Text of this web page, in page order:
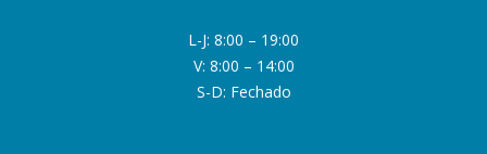
L-J: 8:00 – 19:00
V: 8:00 – 14:00
S-D: Fechado